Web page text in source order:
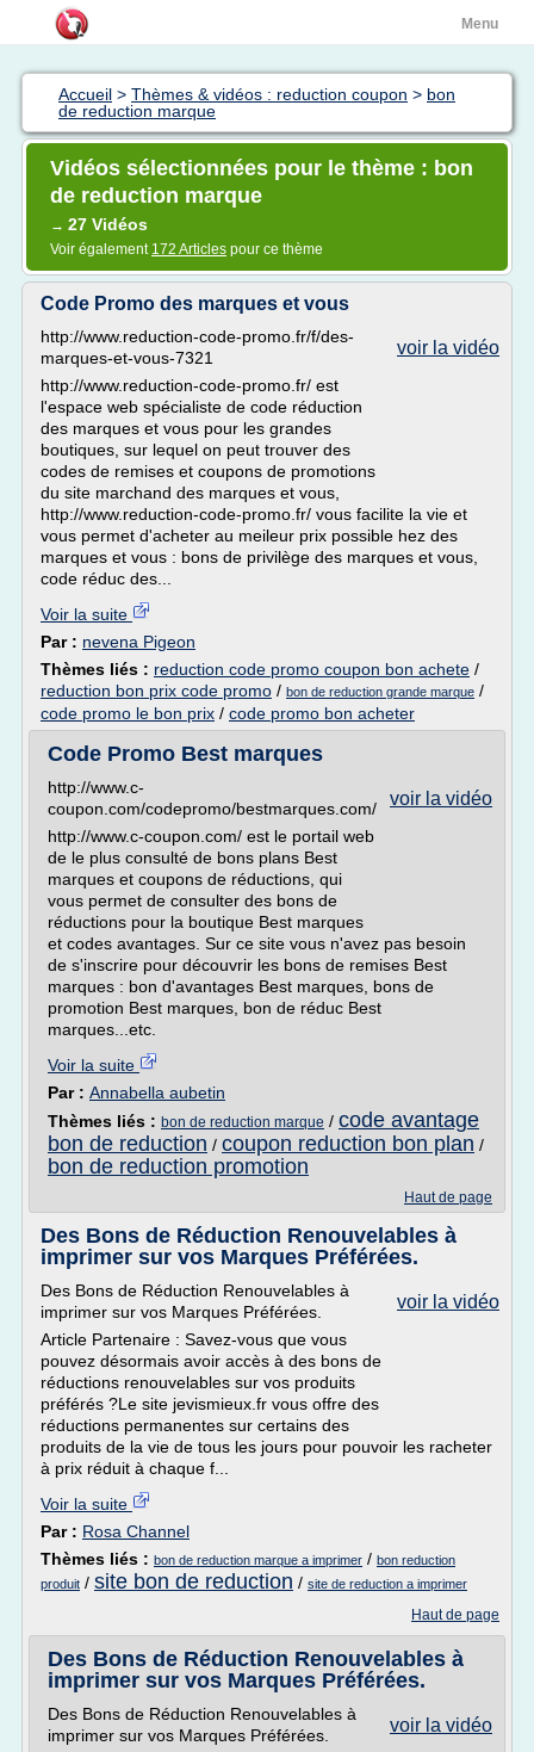
Menu
Accueil > Thèmes & vidéos : reduction coupon > bon
de reduction marque
Vidéos sélectionnées pour le thème : bon
de reduction marque
→ 27 Vidéos
Voir également 172 Articles pour ce thème
Code Promo des marques et vous
voir la vidéo
http://www.reduction-code-promo.fr/f/des-
marques-et-vous-7321
http://www.reduction-code-promo.fr/ est
l'espace web spécialiste de code réduction
des marques et vous pour les grandes
boutiques, sur lequel on peut trouver des
codes de remises et coupons de promotions
du site marchand des marques et vous,
http://www.reduction-code-promo.fr/ vous facilite la vie et
vous permet d'acheter au meileur prix possible hez des
marques et vous : bons de privilège des marques et vous,
code réduc des...
Voir la suite
Par : nevena Pigeon
Thèmes liés : reduction code promo coupon bon achete /
reduction bon prix code promo / bon de reduction grande marque /
code promo le bon prix / code promo bon acheter
Code Promo Best marques
voir la vidéo
http://www.c-
coupon.com/codepromo/bestmarques.com/
http://www.c-coupon.com/ est le portail web
de le plus consulté de bons plans Best
marques et coupons de réductions, qui
vous permet de consulter des bons de
réductions pour la boutique Best marques
et codes avantages. Sur ce site vous n'avez pas besoin
de s'inscrire pour découvrir les bons de remises Best
marques : bon d'avantages Best marques, bons de
promotion Best marques, bon de réduc Best
marques...etc.
Voir la suite
Par : Annabella aubetin
Thèmes liés : bon de reduction marque / code avantage
bon de reduction / coupon reduction bon plan /
bon de reduction promotion
Haut de page
Des Bons de Réduction Renouvelables à
imprimer sur vos Marques Préférées.
voir la vidéo
Des Bons de Réduction Renouvelables à
imprimer sur vos Marques Préférées.
Article Partenaire : Savez-vous que vous
pouvez désormais avoir accès à des bons de
réductions renouvelables sur vos produits
préférés ?Le site jevismieux.fr vous offre des
réductions permanentes sur certains des
produits de la vie de tous les jours pour pouvoir les racheter
à prix réduit à chaque f...
Voir la suite
Par : Rosa Channel
Thèmes liés : bon de reduction marque a imprimer / bon reduction
produit / site bon de reduction / site de reduction a imprimer
Haut de page
Des Bons de Réduction Renouvelables à
imprimer sur vos Marques Préférées.
voir la vidéo
Des Bons de Réduction Renouvelables à
imprimer sur vos Marques Préférées.